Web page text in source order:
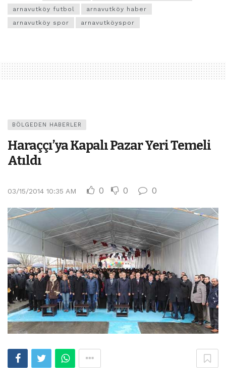
arnavutköy futbol
arnavutköy haber
arnavutköy spor
arnavutköyspor
BÖLGEDEN HABERLER
Haraççı’ya Kapalı Pazar Yeri Temeli
Atıldı
03/15/2014 10:35 AM 0 0 0